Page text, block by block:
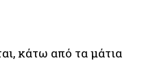
κάτω από τα μάτια